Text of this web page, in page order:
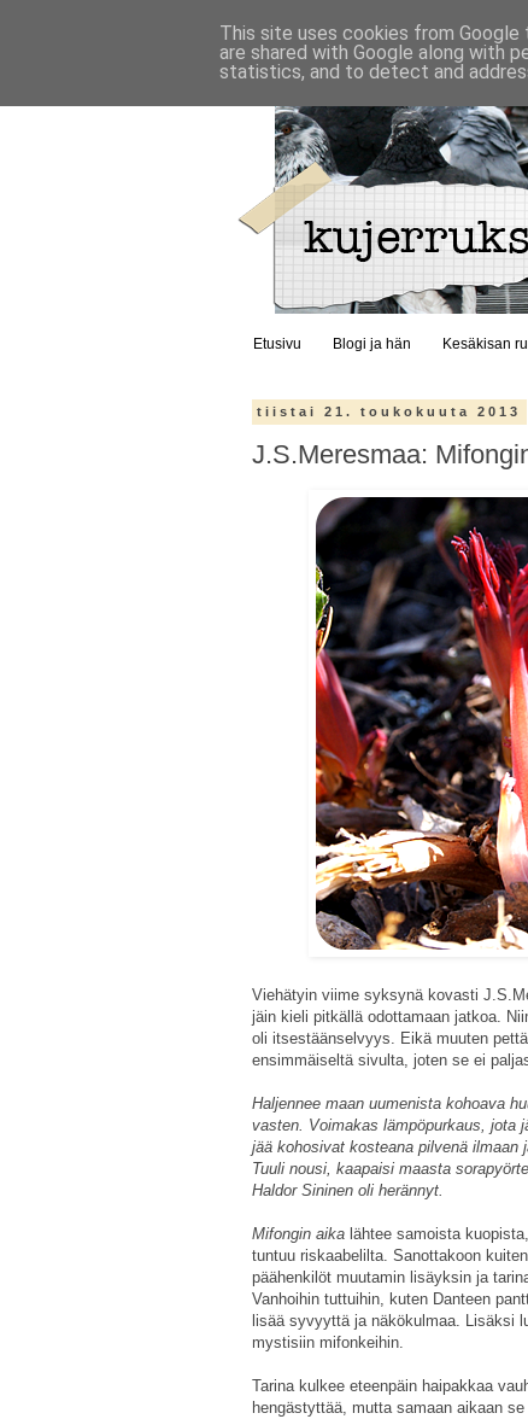
Etusivu Blogi ja hän Kesäkisan
tiistai 21. toukokuuta 2013
J.S.Meresmaa:
Viehätyin viime syksynä kovasti
jäin kieli pitkällä odottamaan jatkoa.
oli itsestäänselvyys. Eikä muuten
ensimmäiseltä sivulta, joten se ei
Haljennee maan uumenista kohoava
vasten. Voimakas lämpöpurkaus, jota
jää kohosivat kosteana pilvenä ilmaan
Tuuli nousi, kaapaisi maasta
Haldor Sininen oli herännyt.
Mifongin aika lähtee samoista
tuntuu riskaabelilta. Sanottakoon
päähenkilöt muutamin lisäyksin ja
Vanhoihin tuttuihin, kuten Danteen
lisää syvyyttä ja näkökulmaa. Lisäksi
mystisiin mifonkeihin.
Tarina kulkee eteenpäin haipakkaa
hengästyttää, mutta samaan aikaan
This site uses cookies from
are shared with Google along with
statistics, and to detect and